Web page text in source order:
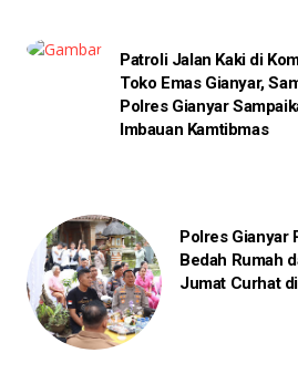
Patroli Jalan Kaki di
Toko Emas Gianyar,
Polres Gianyar
Imbauan Kamtibmas
Polres Gianyar
Bedah Rumah
Jumat Curhat